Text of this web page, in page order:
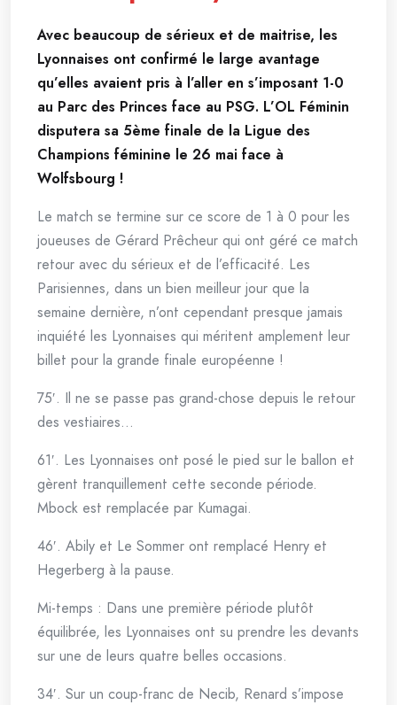
Avec beaucoup de sérieux et de maitrise, les
Lyonnaises ont confirmé le large avantage
qu’elles avaient pris à l’aller en s’imposant 1-0
au Parc des Princes face au PSG. L’OL Féminin
disputera sa 5ème finale de la Ligue des
Champions féminine le 26 mai face à
Wolfsbourg !
Le match se termine sur ce score de 1 à 0 pour les
joueuses de Gérard Prêcheur qui ont géré ce match
retour avec du sérieux et de l’efficacité. Les
Parisiennes, dans un bien meilleur jour que la
semaine dernière, n’ont cependant presque jamais
inquiété les Lyonnaises qui méritent amplement leur
billet pour la grande finale européenne !
75′. Il ne se passe pas grand-chose depuis le retour
des vestiaires…
61′. Les Lyonnaises ont posé le pied sur le ballon et
gèrent tranquillement cette seconde période.
Mbock est remplacée par Kumagai.
46′. Abily et Le Sommer ont remplacé Henry et
Hegerberg à la pause.
Mi-temps : Dans une première période plutôt
équilibrée, les Lyonnaises ont su prendre les devants
sur une de leurs quatre belles occasions.
34′. Sur un coup-franc de Necib, Renard s’impose